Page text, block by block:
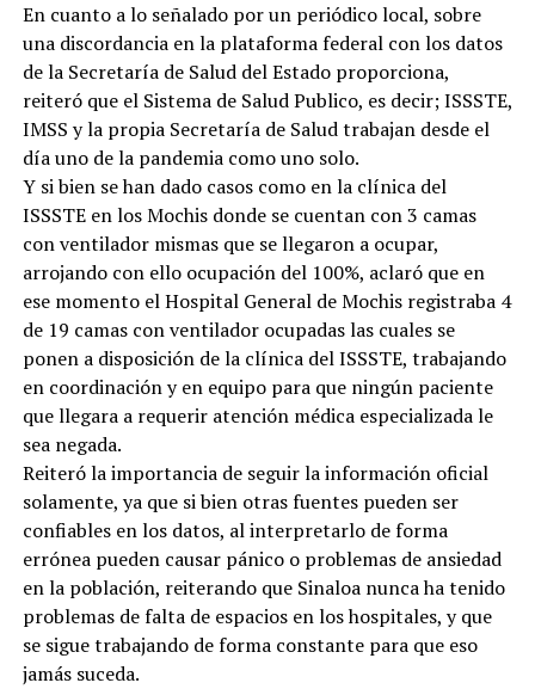
En cuanto a lo señalado por un periódico local, sobre
una discordancia en la plataforma federal con los datos
de la Secretaría de Salud del Estado proporciona,
reiteró que el Sistema de Salud Publico, es decir; ISSSTE,
IMSS y la propia Secretaría de Salud trabajan desde el
día uno de la pandemia como uno solo.
Y si bien se han dado casos como en la clínica del
ISSSTE en los Mochis donde se cuentan con 3 camas
con ventilador mismas que se llegaron a ocupar,
arrojando con ello ocupación del 100%, aclaró que en
ese momento el Hospital General de Mochis registraba 4
de 19 camas con ventilador ocupadas las cuales se
ponen a disposición de la clínica del ISSSTE, trabajando
en coordinación y en equipo para que ningún paciente
que llegara a requerir atención médica especializada le
sea negada.
Reiteró la importancia de seguir la información oficial
solamente, ya que si bien otras fuentes pueden ser
confiables en los datos, al interpretarlo de forma
errónea pueden causar pánico o problemas de ansiedad
en la población, reiterando que Sinaloa nunca ha tenido
problemas de falta de espacios en los hospitales, y que
se sigue trabajando de forma constante para que eso
jamás suceda.